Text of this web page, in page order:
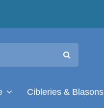
Cibleries & Blasons